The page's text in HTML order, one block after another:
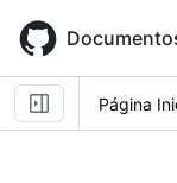
main
content
Página